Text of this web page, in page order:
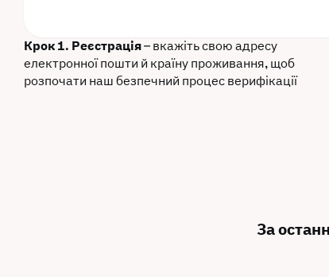
Крок 1. Реєстрація– вкажіть свою адресу
електронної пошти й країну проживання, щоб
розпочати наш безпечний процес верифікації
За